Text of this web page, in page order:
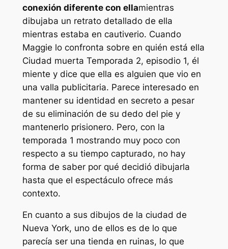
conexión diferente con ellamientras
dibujaba un retrato detallado de ella
mientras estaba en cautiverio. Cuando
Maggie lo confronta sobre en quién está ella
Ciudad muerta Temporada 2, episodio 1, él
miente y dice que ella es alguien que vio en
una valla publicitaria. Parece interesado en
mantener su identidad en secreto a pesar
de su eliminación de su dedo del pie y
mantenerlo prisionero. Pero, con la
temporada 1 mostrando muy poco con
respecto a su tiempo capturado, no hay
forma de saber por qué decidió dibujarla
hasta que el espectáculo ofrece más
contexto.
En cuanto a sus dibujos de la ciudad de
Nueva York, uno de ellos es de lo que
parecía ser una tienda en ruinas, lo que